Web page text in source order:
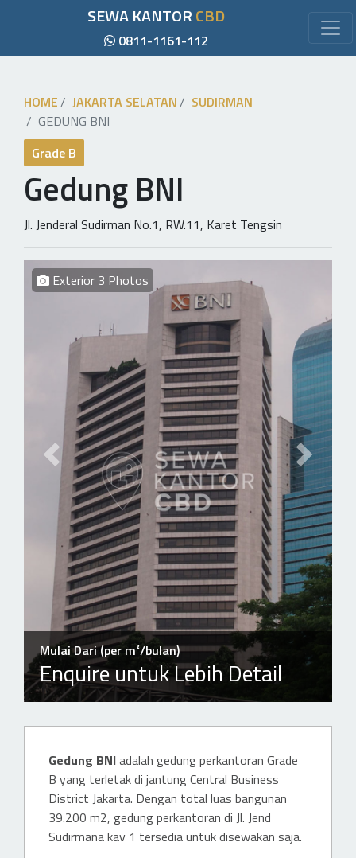
SEWA KANTORCBD
0811-1161-112
HOME JAKARTA SELATAN
SUDIRMAN
GEDUNG BNI
Grade B
Gedung BNI
Jl. Jenderal Sudirman No.1, RW.11, Karet Tengsin
Exterior 3 Photos
Mulai Dari (per m²/bulan)
Enquire untuk Lebih Detail
Previous slide Next slide
Gedung BNIadalah gedung perkantoran Grade
B yang terletak di jantung Central Business
District Jakarta. Dengan total luas bangunan
39.200 m2, gedung perkantoran di Jl. Jend
Sudirmana kav 1 tersedia untuk disewakan saja.